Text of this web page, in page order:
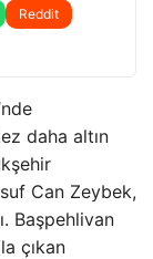
Reddit
daha altın
Can Zeybek,
Başpehlivan
çıkan